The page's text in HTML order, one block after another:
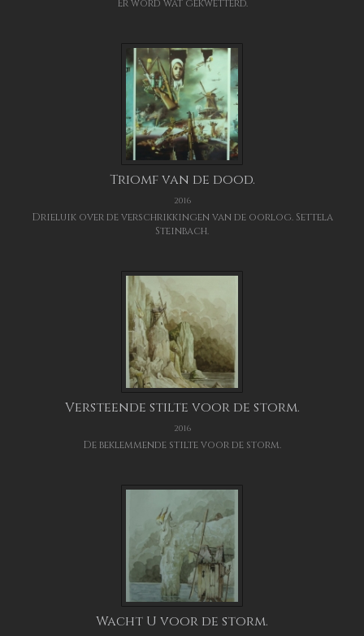
Er word wat gekwetterd.
Triomf van de dood.
2016
Drieluik over de verschrikkingen van de oorlog. Settela
Steinbach.
Versteende stilte voor de storm.
2016
De beklemmende stilte voor de storm.
Wacht U voor de storm.